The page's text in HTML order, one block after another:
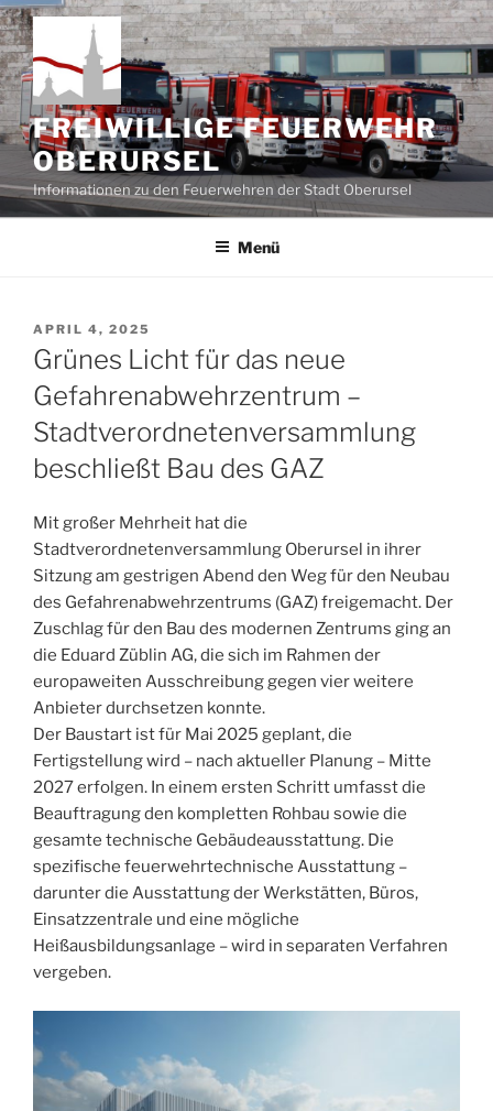
Zum
Inhalt
springen
FREIWILLIGE FEUERWEHR
OBERURSEL
Informationen zu den Feuerwehren der Stadt Oberursel
Menü
VERÖFFENTLICHT
AM
APRIL 4, 2025
Grünes Licht für das neue
Gefahrenabwehrzentrum –
Stadtverordnetenversammlung
beschließt Bau des GAZ
Mit großer Mehrheit hat die
Stadtverordnetenversammlung Oberursel in ihrer
Sitzung am gestrigen Abend den Weg für den Neubau
des Gefahrenabwehrzentrums (GAZ) freigemacht. Der
Zuschlag für den Bau des modernen Zentrums ging an
die Eduard Züblin AG, die sich im Rahmen der
europaweiten Ausschreibung gegen vier weitere
Anbieter durchsetzen konnte.
Der Baustart ist für Mai 2025 geplant, die
Fertigstellung wird – nach aktueller Planung – Mitte
2027 erfolgen. In einem ersten Schritt umfasst die
Beauftragung den kompletten Rohbau sowie die
gesamte technische Gebäudeausstattung. Die
spezifische feuerwehrtechnische Ausstattung –
darunter die Ausstattung der Werkstätten, Büros,
Einsatzzentrale und eine mögliche
Heißausbildungsanlage – wird in separaten Verfahren
vergeben.